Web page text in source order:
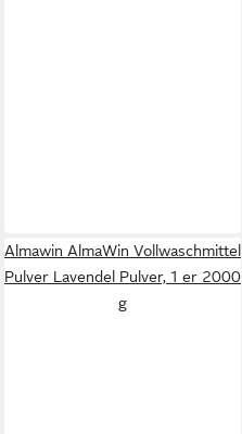
Almawin AlmaWin Vollwaschmittel
Pulver Lavendel Pulver, 1 er 2000
g